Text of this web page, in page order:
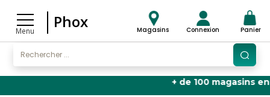
Menu
Phox Magasins Connexion Panier
+ de 100 magasins en France🏬 |